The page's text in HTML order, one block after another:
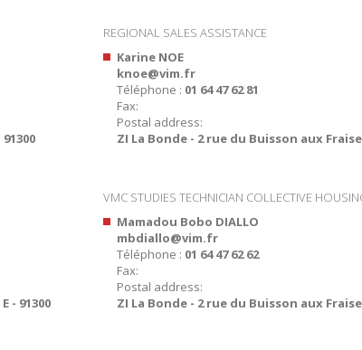
REGIONAL SALES ASSISTANCE
Karine NOE
knoe@vim.fr
Téléphone : 01 64 47 62 81
Fax:
Postal address:
ZI La Bonde - 2 rue du Buisson aux
- 91300
VMC STUDIES TECHNICIAN COLLECTIVE
Mamadou Bobo DIALLO
mbdiallo@vim.fr
Téléphone : 01 64 47 62 62
Fax:
Postal address:
ZI La Bonde - 2 rue du Buisson aux